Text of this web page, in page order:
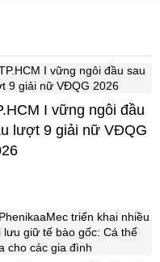
I vững ngôi đầu
lượt 9 giải nữ VĐQG